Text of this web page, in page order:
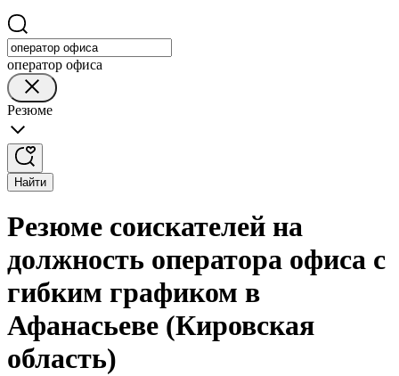
оператор офиса
Резюме
Найти
Резюме соискателей на
должность оператора офиса с
гибким графиком в
Афанасьеве (Кировская
область)